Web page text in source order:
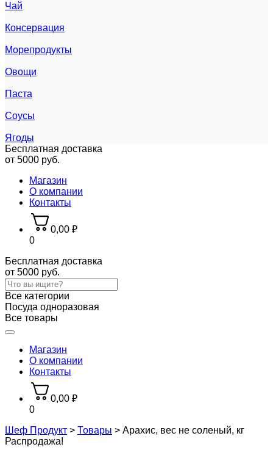
Чай
Консервация
Морепродукты
Овощи
Паста
Соусы
Ягоды
Бесплатная доставка
от 5000 руб.
Магазин
О компании
Контакты
0
0,00 ₽
Бесплатная доставка
от 5000 руб.
Все категории
Посуда одноразовая
Все товары
Магазин
О компании
Контакты
0
0,00 ₽
Шеф Продукт > Товары > Арахис, вес не соленый, кг
Распродажа!